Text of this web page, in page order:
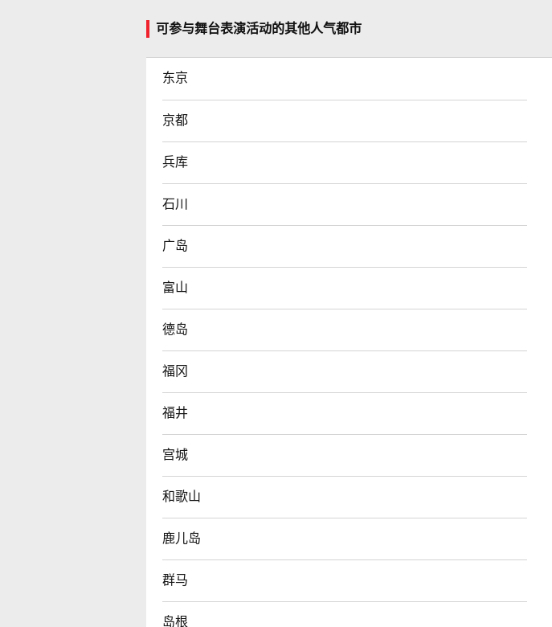
可参与舞台表演活动的其他人气都市
东京
京都
兵库
石川
广岛
富山
德岛
福冈
福井
宫城
和歌山
鹿儿岛
群马
岛根